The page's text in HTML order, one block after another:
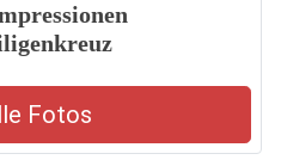
Fotos